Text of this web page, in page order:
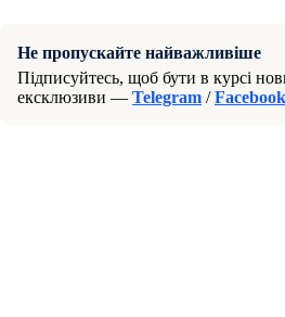
Не пропускайте найважливіше
Підписуйтесь, щоб бути в курсі
ексклюзиви — Telegram /Facebook